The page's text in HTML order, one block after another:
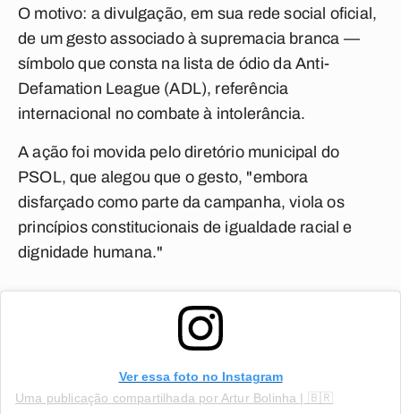
O motivo: a divulgação, em sua rede social oficial,
de um gesto associado à supremacia branca —
símbolo que consta na lista de ódio da Anti-
Defamation League (ADL), referência
internacional no combate à intolerância.
A ação foi movida pelo diretório municipal do
PSOL, que alegou que o gesto, "embora
disfarçado como parte da campanha, viola os
princípios constitucionais de igualdade racial e
dignidade humana."
Ver essa foto no Instagram
Uma publicação compartilhada por Artur Bolinha | 🇧🇷